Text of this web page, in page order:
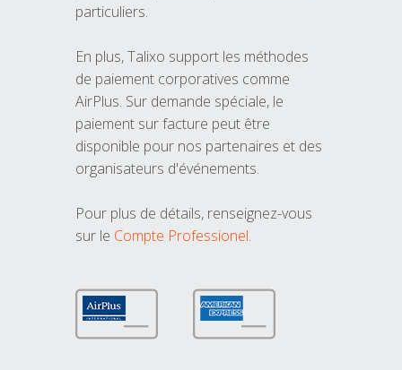
particuliers.
En plus, Talixo support les méthodes
de paiement corporatives comme
AirPlus. Sur demande spéciale, le
paiement sur facture peut être
disponible pour nos partenaires et des
organisateurs d'événements.
Pour plus de détails, renseignez-vous
sur le Compte Professionel.